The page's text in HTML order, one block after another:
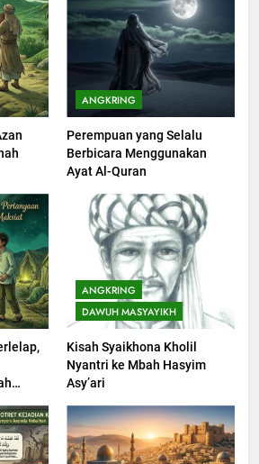
ANGKRING
Perempuan yang Selalu
Berbicara Menggunakan
Ayat Al-Quran
ANGKRING
DAWUH MASYAYIKH
Kisah Syaikhona Kholil
Nyantri ke Mbah Hasyim
Asy’ari
Khutbah Idul Fitri di Rumah
KHUTBAH
Khutbah jumat: Sejarah
Seebagai Pembangkit Jiwa
KHUTBAH
Bisa Diterima
KHUTBAH